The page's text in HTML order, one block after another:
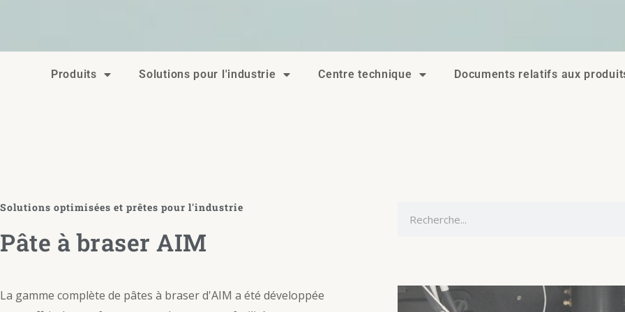
Produits Solutions pour l'industrie Centre technique Documents relatifs aux
Solutions optimisées et prêtes pour l'industrie
Pâte à braser AIM
La gamme complète de pâtes à braser d'AIM a été développée